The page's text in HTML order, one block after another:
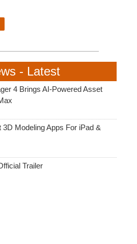
- Latest
4 Brings AI-Powered Asset
3D Modeling Apps For iPad &
Trailer